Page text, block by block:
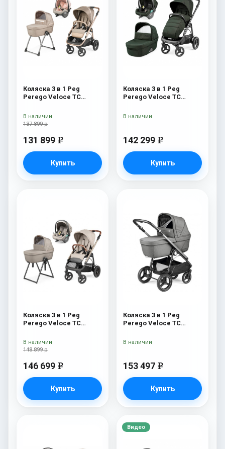
Коляска 3 в 1 Peg
Perego Veloce TC
Amour
137 899 р
131 899 e
Купить
В наличии
Коляска 3 в 1 Peg
Perego Veloce TC
142 299 e
Купить
В наличии
Коляска 3 в 1 Peg
Perego Veloce TC
New
148 899 р
146 699 e
Купить
В наличии
Коляска 3 в 1 Peg
Perego Veloce TC
Mercury
153 497 e
Купить
В наличии
Видео